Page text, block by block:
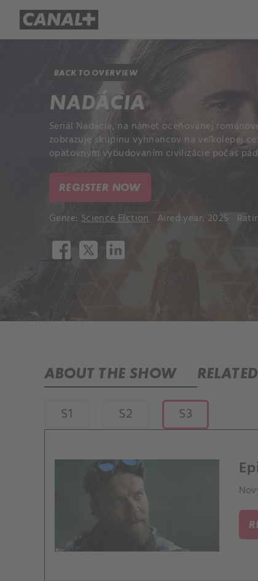
BACK TO OVERVIEW
NADÁCIA
Seriál Nadácia, na námet oceňovanej
zobrazuje skupinu vyhnancov na veľkolepej
opätovným vybudovaním civilizácie počas
REGISTER NOW
Genre: Science Fiction Aired year: 2025
ABOUT THE SHOW
S1 S2 S3